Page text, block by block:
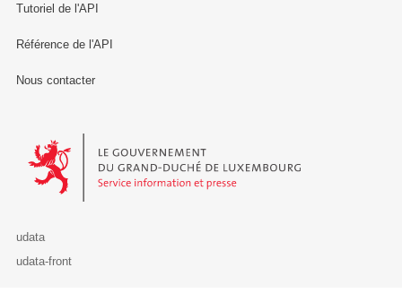
Tutoriel de l'API
Référence de l'API
Nous contacter
Le Gouvernement du Grand-Duché de Luxembourg - Service
udata
udata-front